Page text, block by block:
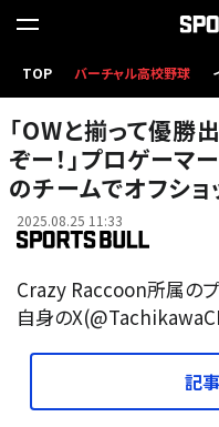
TOP バーチャル高校野球
「OWと揃って優勝
ぞー！」プロゲー
のチームでオフシ
2025.08.25 11:33
Crazy Raccoon所属のプ
自身の
記